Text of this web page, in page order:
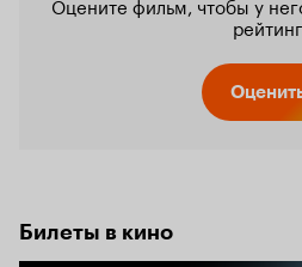
рейтинг
Билеты в кино